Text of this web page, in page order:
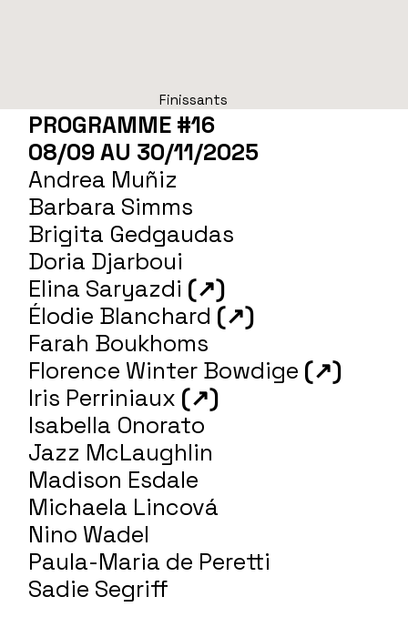
Finissants
PROGRAMME #16
08/09 AU 30/11/2025
Andrea Muñiz
Barbara Simms
Brigita Gedgaudas
Doria Djarboui
Elina Saryazdi (↗)
Élodie Blanchard (↗)
Farah Boukhoms
Florence Winter Bowdige (↗)
Iris Perriniaux (↗)
Isabella Onorato
Jazz McLaughlin
Madison Esdale
Michaela Lincová
Nino Wadel
Paula-Maria de Peretti
Sadie Segriff